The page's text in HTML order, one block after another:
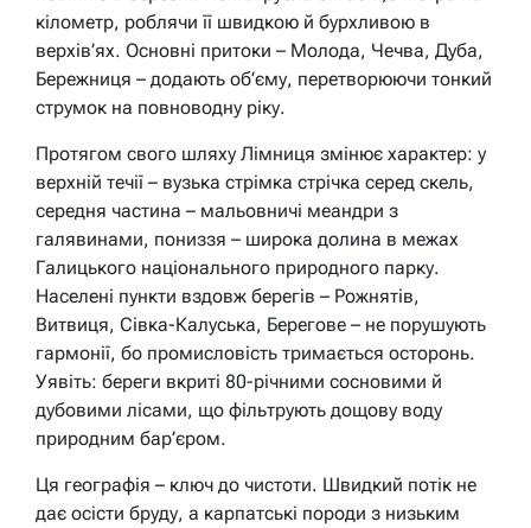
кілометр, роблячи її швидкою й бурхливою в
верхів’ях. Основні притоки – Молода, Чечва, Дуба,
Бережниця – додають об’єму, перетворюючи тонкий
струмок на повноводну ріку.
Протягом свого шляху Лімниця змінює характер: у
верхній течії – вузька стрімка стрічка серед скель,
середня частина – мальовничі меандри з
галявинами, пониззя – широка долина в межах
Галицького національного природного парку.
Населені пункти вздовж берегів – Рожнятів,
Витвиця, Сівка-Калуська, Берегове – не порушують
гармонії, бо промисловість тримається осторонь.
Уявіть: береги вкриті 80-річними сосновими й
дубовими лісами, що фільтрують дощову воду
природним бар’єром.
Ця географія – ключ до чистоти. Швидкий потік не
дає осісти бруду, а карпатські породи з низьким